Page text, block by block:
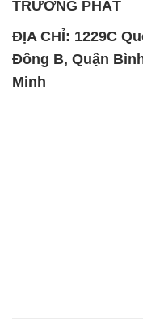
TRƯỜNG PHÁT
ĐỊA CHỈ: 1229C
Đông B, Quận
Minh